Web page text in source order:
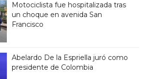
Motociclista fue hospitalizada tras
un choque en avenida San
Francisco
Abelardo De la Espriella juró como
presidente de Colombia